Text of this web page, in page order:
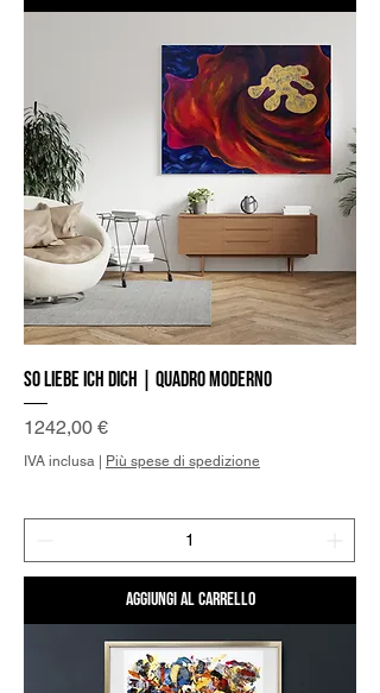
So liebe Ich Dich | Quadro Moderno
Prezzo
1242,00 €
IVA inclusa | Più spese di spedizione
Aggiungi al carrello